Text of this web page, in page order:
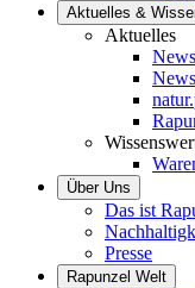
Aktuelles &
Aktuelles
News
Über Uns
Das ist
Presse
Rapunzel Welt